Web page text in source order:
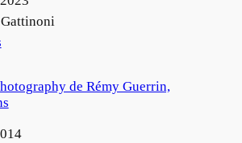
à
de Rémy Guerrin,